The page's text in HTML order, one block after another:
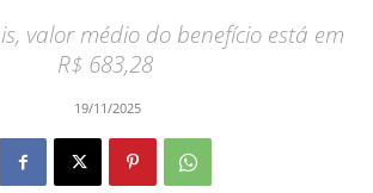
valor médio do benefício está em
R$ 683,28
19/11/2025